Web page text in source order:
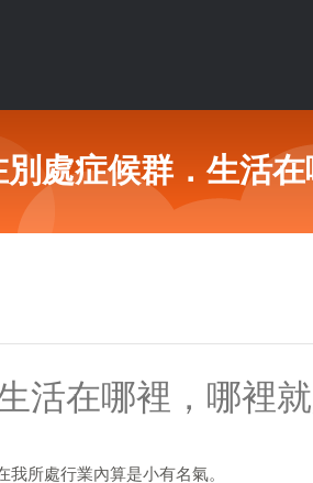
別處症候群．生活
活在哪裡，哪裡
所處行業內算是小有名氣。